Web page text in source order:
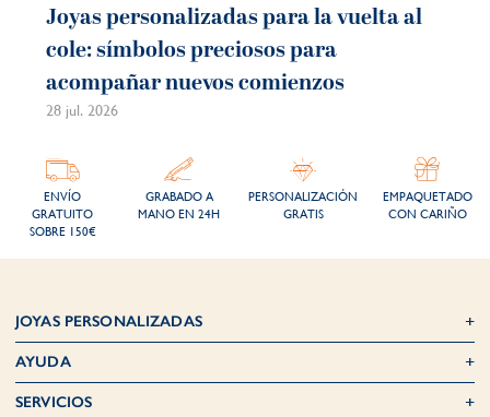
Joyas personalizadas para la vuelta al
cole: símbolos preciosos para
acompañar nuevos comienzos
28 jul. 2026
ENVÍO
GRATUITO
SOBRE 150€
GRABADO A
MANO EN 24H
PERSONALIZACIÓN
GRATIS
EMPAQUETADO
CON CARIÑO
JOYAS PERSONALIZADAS
AYUDA
SERVICIOS